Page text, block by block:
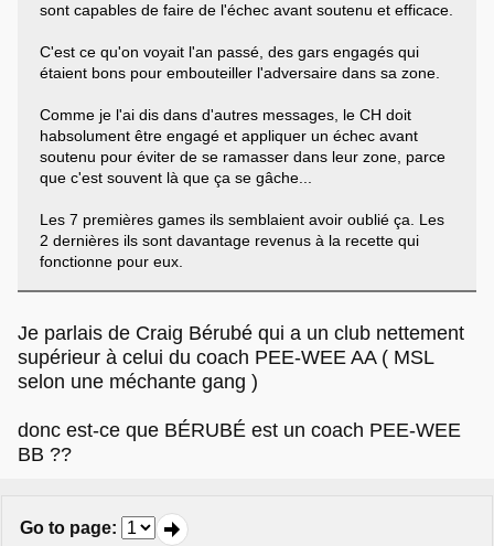
sont capables de faire de l'échec avant soutenu et efficace.
C'est ce qu'on voyait l'an passé, des gars engagés qui
étaient bons pour embouteiller l'adversaire dans sa zone.
Comme je l'ai dis dans d'autres messages, le CH doit
habsolument être engagé et appliquer un échec avant
soutenu pour éviter de se ramasser dans leur zone, parce
que c'est souvent là que ça se gâche...
Les 7 premières games ils semblaient avoir oublié ça. Les
2 dernières ils sont davantage revenus à la recette qui
fonctionne pour eux.
Je parlais de Craig Bérubé qui a un club nettement
supérieur à celui du coach PEE-WEE AA ( MSL
selon une méchante gang )
donc est-ce que BÉRUBÉ est un coach PEE-WEE
BB ??
Go to page: